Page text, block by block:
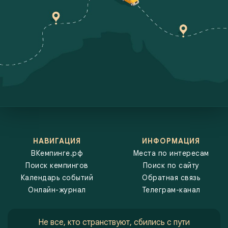
профиль или территорию отвели под другие нужды. Закрытые
места — это также важная информация для тех, кто заранее
планирует свой маршрут и не хочет столкнуться с неожиданной
недоступностью кемпинга по прибытии. Зная о временных или
постоянных закрытиях, можно корректировать планы и выбирать
доступные кемпинги или стоянки, которые продолжают работать и
принимать гостей. ВКемпинге.рф рекомендует автотуристам
регулярно проверять информацию о состоянии кемпингов,
НАВИГАЦИЯ
ВКемпинге.рф
Поиск кемпингов
Календарь событий
Онлайн-журнал
ИНФОРМАЦИЯ
Места по интересам
Поиск по сайту
Обратная связь
Телеграм-канал
Не все, кто странствуют, сбились с пути